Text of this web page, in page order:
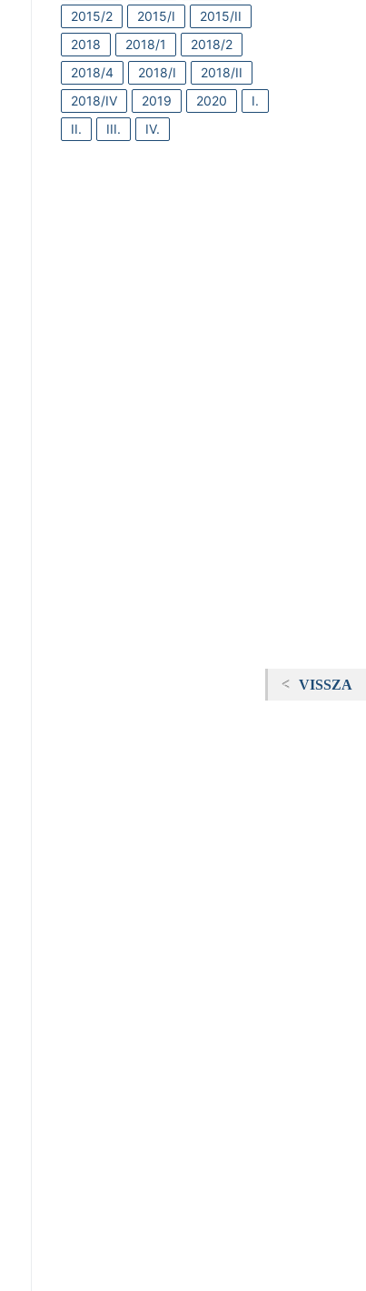
2015/2
2015/I
2015/II
2018
2018/1
2018/2
2018/4
2018/I
2018/II
2018/IV
2019 2020
I.
II.
III. IV.
VISSZA